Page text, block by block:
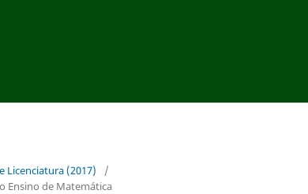
Licenciatura (2017)
/
Ensino de Matemática